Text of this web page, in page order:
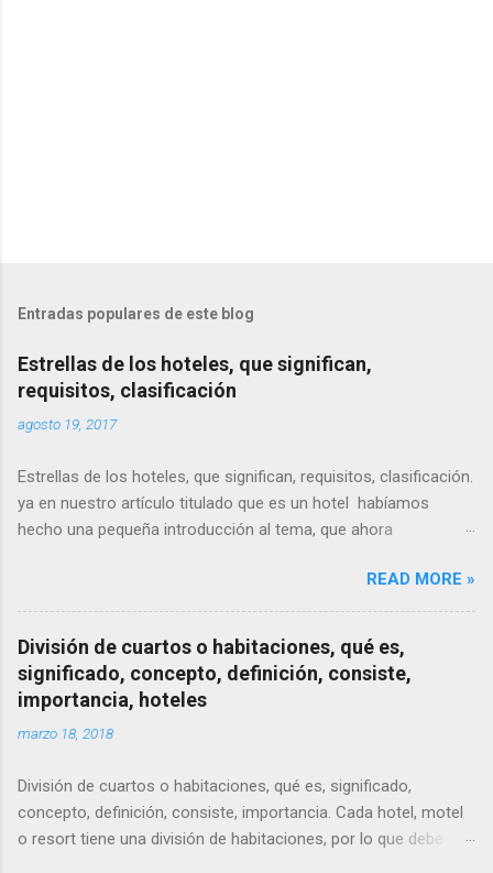
Entradas populares de este blog
Estrellas de los hoteles, que significan,
requisitos, clasificación
agosto 19, 2017
Estrellas de los hoteles, que significan, requisitos, clasificación.
ya en nuestro artículo titulado que es un hotel habíamos
hecho una pequeña introducción al tema, que ahora
READ MORE »
División de cuartos o habitaciones, qué es,
significado, concepto, definición, consiste,
importancia, hoteles
marzo 18, 2018
División de cuartos o habitaciones, qué es, significado,
concepto, definición, consiste, importancia. Cada hotel, motel
o resort tiene una división de habitaciones, por lo que debe